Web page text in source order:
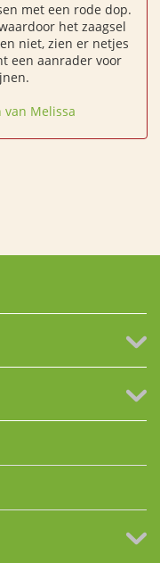
met een rode dop.
het zaagsel
niet, zien er netjes
een aanrader voor
Melissa